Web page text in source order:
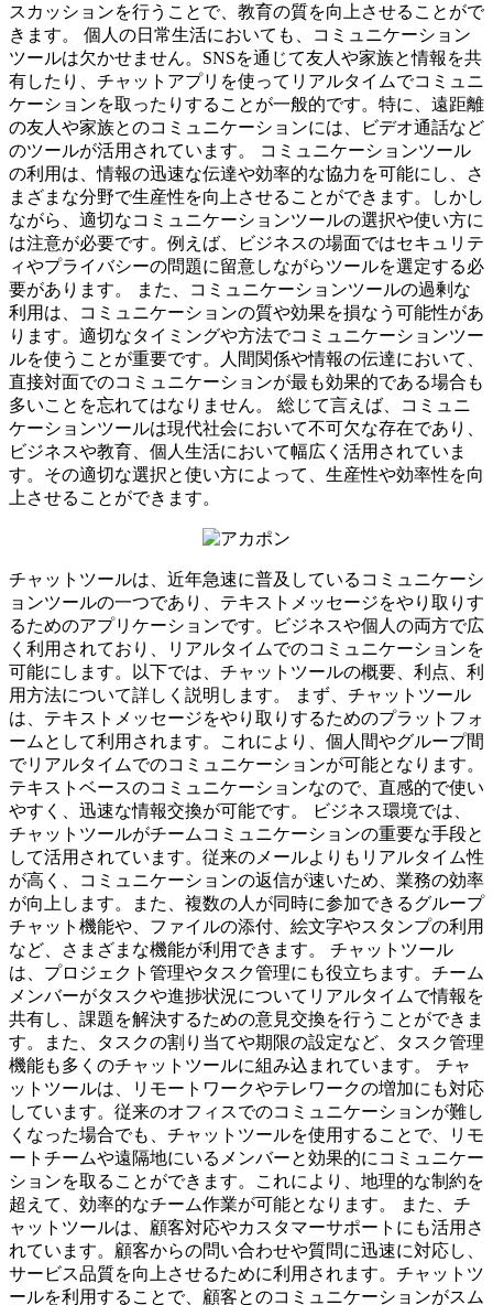
スカッションを行うことで、教育の質を向上させることがで
きます。 個人の日常生活においても、コミュニケーション
ツールは欠かせません。SNSを通じて友人や家族と情報を共
有したり、チャットアプリを使ってリアルタイムでコミュニ
ケーションを取ったりすることが一般的です。特に、遠距離
の友人や家族とのコミュニケーションには、ビデオ通話など
のツールが活用されています。 コミュニケーションツール
の利用は、情報の迅速な伝達や効率的な協力を可能にし、さ
まざまな分野で生産性を向上させることができます。しかし
ながら、適切なコミュニケーションツールの選択や使い方に
は注意が必要です。例えば、ビジネスの場面ではセキュリテ
ィやプライバシーの問題に留意しながらツールを選定する必
要があります。 また、コミュニケーションツールの過剰な
利用は、コミュニケーションの質や効果を損なう可能性があ
ります。適切なタイミングや方法でコミュニケーションツー
ルを使うことが重要です。人間関係や情報の伝達において、
直接対面でのコミュニケーションが最も効果的である場合も
多いことを忘れてはなりません。 総じて言えば、コミュニ
ケーションツールは現代社会において不可欠な存在であり、
ビジネスや教育、個人生活において幅広く活用されていま
す。その適切な選択と使い方によって、生産性や効率性を向
上させることができます。
チャットツールは、近年急速に普及しているコミュニケーシ
ョンツールの一つであり、テキストメッセージをやり取りす
るためのアプリケーションです。ビジネスや個人の両方で広
く利用されており、リアルタイムでのコミュニケーションを
可能にします。以下では、チャットツールの概要、利点、利
用方法について詳しく説明します。 まず、チャットツール
は、テキストメッセージをやり取りするためのプラットフォ
ームとして利用されます。これにより、個人間やグループ間
でリアルタイムでのコミュニケーションが可能となります。
テキストベースのコミュニケーションなので、直感的で使い
やすく、迅速な情報交換が可能です。 ビジネス環境では、
チャットツールがチームコミュニケーションの重要な手段と
して活用されています。従来のメールよりもリアルタイム性
が高く、コミュニケーションの返信が速いため、業務の効率
が向上します。また、複数の人が同時に参加できるグループ
チャット機能や、ファイルの添付、絵文字やスタンプの利用
など、さまざまな機能が利用できます。 チャットツール
は、プロジェクト管理やタスク管理にも役立ちます。チーム
メンバーがタスクや進捗状況についてリアルタイムで情報を
共有し、課題を解決するための意見交換を行うことができま
す。また、タスクの割り当てや期限の設定など、タスク管理
機能も多くのチャットツールに組み込まれています。 チャ
ットツールは、リモートワークやテレワークの増加にも対応
しています。従来のオフィスでのコミュニケーションが難し
くなった場合でも、チャットツールを使用することで、リモ
ートチームや遠隔地にいるメンバーと効果的にコミュニケー
ションを取ることができます。これにより、地理的な制約を
超えて、効率的なチーム作業が可能となります。 また、チ
ャットツールは、顧客対応やカスタマーサポートにも活用さ
れています。顧客からの問い合わせや質問に迅速に対応し、
サービス品質を向上させるために利用されます。チャットツ
ールを利用することで、顧客とのコミュニケーションがスム